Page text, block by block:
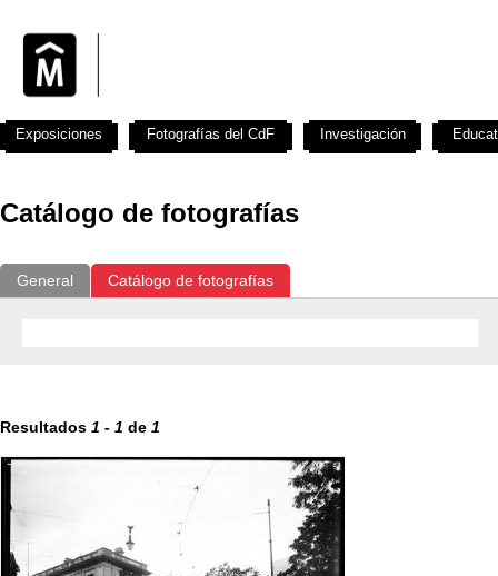
Catálogo de fotografías
General Catálogo de fotografías
Resultados 1 - 1 de 1
Exposiciones Fotografías del CdF Investigación